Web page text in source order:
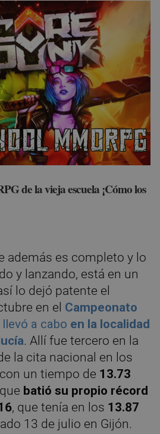
de la vieja escuela ¡Cómo los
además es completo y lo
y lanzando, está en un
lo dejó patente el
en el Campeonato
a cabo en la localidad
. Allí fue tercero en la
la cita nacional en los
un tiempo de 13.73
batió su propio récord
, que tenía en los 13.87
13 de julio en Gijón.